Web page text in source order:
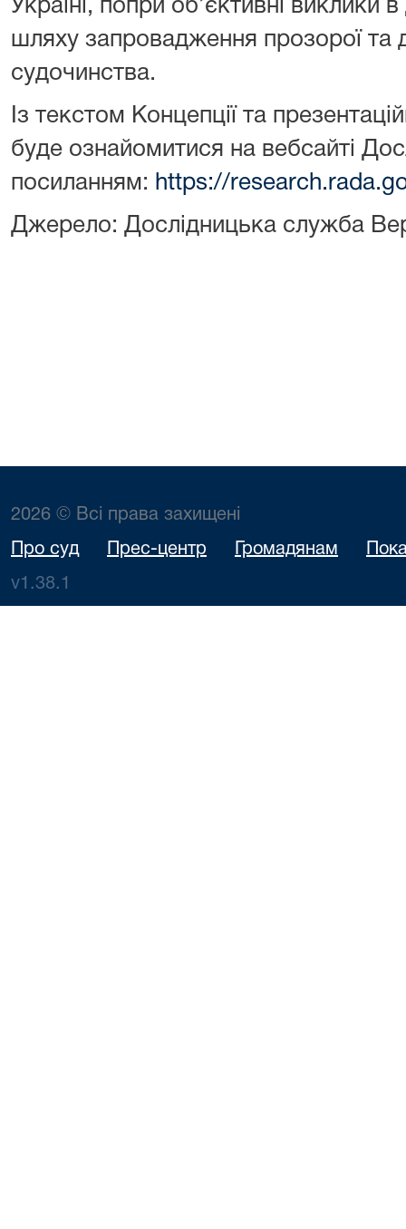
Україні, попри об’єктивні
шляху запровадження прозорої та
судочинства.
Із текстом Концепції та
буде ознайомитися на вебсайті
посиланням: https://
Джерело: Дослідницька служба
2026 © Всі права захищені
Про суд Прес-центр Громадянам
v1.38.1